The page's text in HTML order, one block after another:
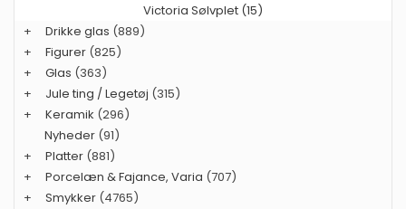
Victoria Sølvplet (15)
+
Drikke glas (889)
+
Figurer (825)
+
Glas (363)
+
Jule ting / Legetøj (315)
+
Keramik (296)
Nyheder (91)
+
Platter (881)
+
Porcelæn & Fajance, Varia (707)
+
Smykker (4765)